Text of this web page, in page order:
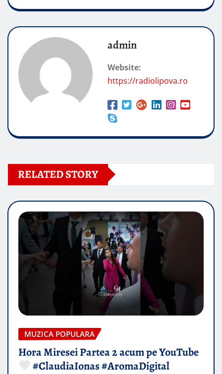
admin
Website:
https://radiolipova.ro
RELATED STORY
MUZICA POPULARA
Hora Miresei Partea 2 acum pe YouTube
#ClaudiaIonas #AromaDigital